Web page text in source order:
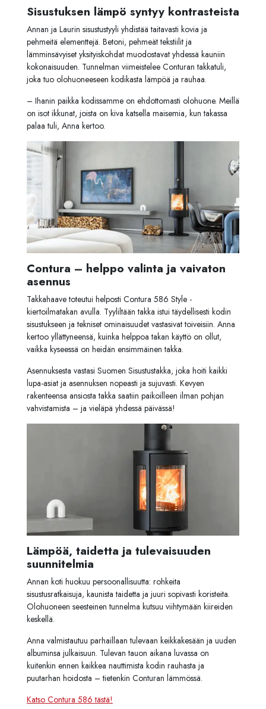
Sisustuksen lämpö syntyy kontrasteista
Annan ja Laurin sisustustyyli yhdistää taitavasti kovia ja
pehmeitä elementtejä. Betoni, pehmeät tekstiilit ja
lämminsävyiset yksityiskohdat muodostavat yhdessä kauniin
kokonaisuuden. Tunnelman viimeistelee Conturan takkatuli,
joka tuo olohuoneeseen kodikasta lämpöä ja rauhaa.
– Ihanin paikka kodissamme on ehdottomasti olohuone. Meillä
on isot ikkunat, joista on kiva katsella maisemia, kun takassa
palaa tuli, Anna kertoo.
Contura – helppo valinta ja vaivaton
asennus
Takkahaave toteutui helposti Contura 586 Style -
kiertoilmatakan avulla. Tyyliltään takka istui täydellisesti kodin
sisustukseen ja tekniset ominaisuudet vastasivat toiveisiin. Anna
kertoo yllättyneensä, kuinka helppoa takan käyttö on ollut,
vaikka kyseessä on heidän ensimmäinen takka.
Asennuksesta vastasi Suomen Sisustustakka, joka hoiti kaikki
lupa-asiat ja asennuksen nopeasti ja sujuvasti. Kevyen
rakenteensa ansiosta takka saatiin paikoilleen ilman pohjan
vahvistamista – ja vieläpä yhdessä päivässä!
Lämpöä, taidetta ja tulevaisuuden
suunnitelmia
Annan koti huokuu persoonallisuutta: rohkeita
sisustusratkaisuja, kaunista taidetta ja juuri sopivasti koristeita.
Olohuoneen seesteinen tunnelma kutsuu viihtymään kiireiden
keskellä.
Anna valmistautuu parhaillaan tulevaan keikkakesään ja uuden
albuminsa julkaisuun. Tulevan tauon aikana luvassa on
kuitenkin ennen kaikkea nauttimista kodin rauhasta ja
puutarhan hoidosta – tietenkin Conturan lämmössä.
Katso Contura 586 tästä!